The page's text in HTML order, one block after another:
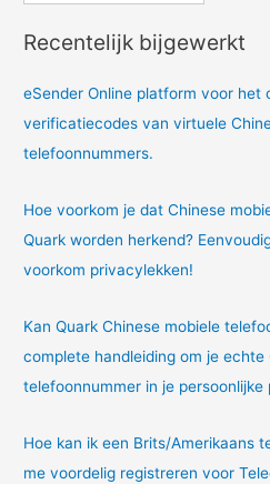
zal
verbazen!
Recentelijk bijgewerkt
eSender Online platform voor het
verificatiecodes van virtuele
telefoonnummers.
Hoe voorkom je dat Chinese
Quark worden herkend?
voorkom privacylekken!
Kan Quark Chinese mobiele
complete handleiding om je echte
telefoonnummer in je
Hoe kan ik een Brits/Amerikaans
me voordelig registreren voor